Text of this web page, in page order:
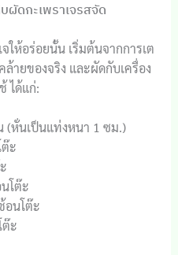
ดกะเพราเจรสจัด
ให้อร่อยนั้น เริ่มต้นจากการเต
ายของจริง และผัดกับเครื่อง
ได้แก่:
(หั่นเป็นแท่งหนา 1 ซม.)
ะ
โต๊ะ
อนโต๊ะ
ะ